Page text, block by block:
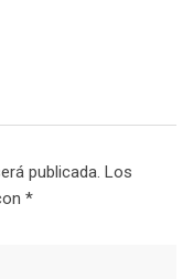
publicada. Los
*